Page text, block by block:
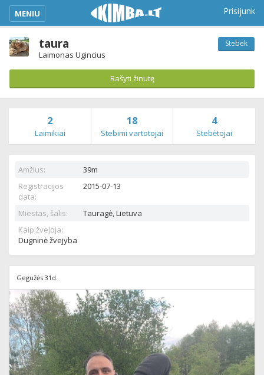
kimba_base_header_mobile_menu_toggle
MENIU Prisijunk
taura
Laimonas Ugincius
Stebėk
Rašyti žinutę
2
Laimikiai
18
Stebimi vartotojai
4
Stebėtojai
Amžius:
39m
Registracijos
data:
2015-07-13
Miestas, šalis: Tauragė,Lietuva
Kaip žvejoja:
Dugninė žvejyba
Gegužės 31d.